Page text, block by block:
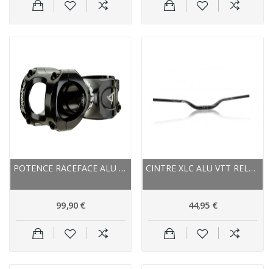
POTENCE RACEFACE ALU ROUTE VTT TURBINE 35 NOIR...
99,90 €
CINTRE XLC ALU VTT RELEVÉ ALL HB-M19 31.8 NOIR...
44,95 €